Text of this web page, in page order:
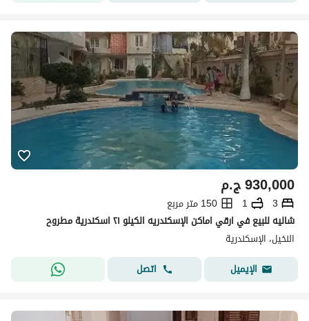
ج.م930,000
3
1
150 متر مربع
شاليه للبيع في ارقي اماكن الإسكندريه الكيلو ٢١ اسكندرية مطروح
النخيل، الإسكندرية
الإيميل
اتصل